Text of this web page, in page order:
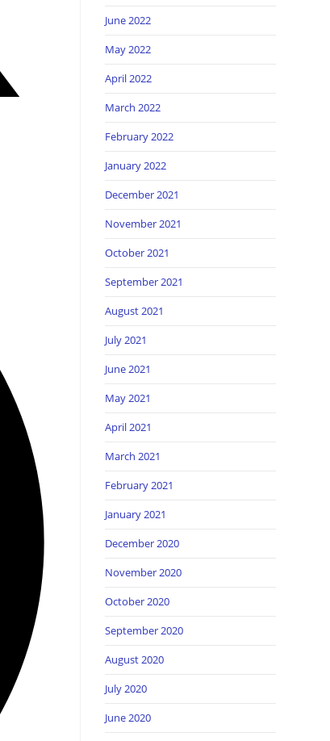
June 2022
May 2022
April 2022
March 2022
February 2022
January 2022
December 2021
November 2021
October 2021
September 2021
August 2021
July 2021
June 2021
May 2021
April 2021
March 2021
February 2021
January 2021
December 2020
November 2020
October 2020
September 2020
August 2020
July 2020
June 2020